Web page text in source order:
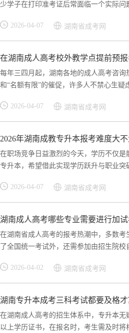
少学子在打印准考证后常面临一个实际
2026-04-07 湖南省成考网
在湖南成人高考校外教学点提前预报
每年三四月起，湖南各地的成人高考咨
和“名额有限”的催促，许多人不禁心生
2026-04-07 湖南省成考网
2026年湖南成教专升本报考难度大不
在职场竞争日益激烈的今天，学历不仅
专升本，希望借此实现学历跃升与职业
2026-04-07 湖南省成考网
湖南成人高考哪些专业需要进行加试
在湖南省成人高考的报考热潮中，多数
了全国统一考试外，还需参加由招生院
2026-04-02 湖南省成考网
湖南专升本成考三科考试都要及格才
在湖南成人高考的招生体系中，专升本
以上学历证书，在报名时，考生需及时